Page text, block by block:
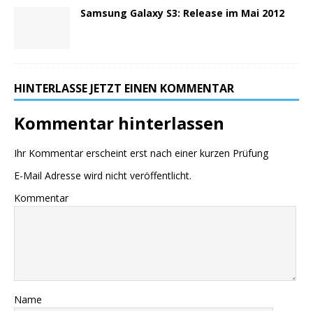
Samsung Galaxy S3: Release im Mai 2012
HINTERLASSE JETZT EINEN KOMMENTAR
Kommentar hinterlassen
Ihr Kommentar erscheint erst nach einer kurzen Prüfung
E-Mail Adresse wird nicht veröffentlicht.
Kommentar
Name